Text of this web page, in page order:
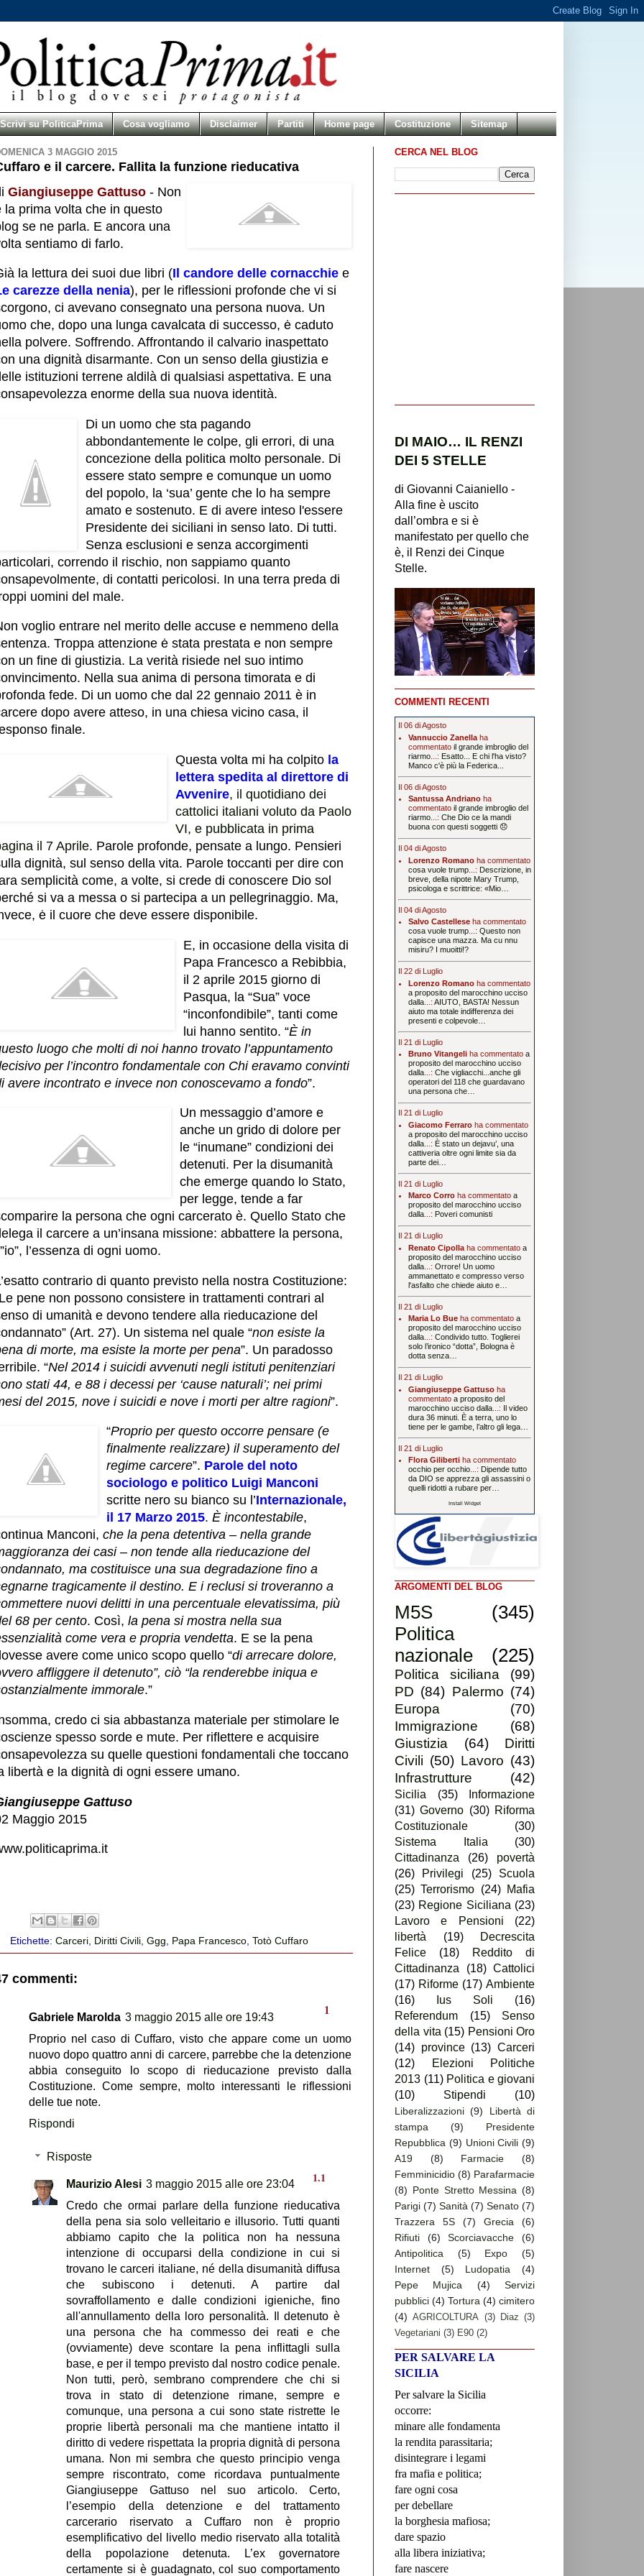
Scrivi su PoliticaPrima Cosa vogliamo Disclaimer Partiti Home page Costituzione Sitemap
3 MAGGIO 2015
e il carcere. Fallita la funzione rieducativa
Giangiuseppe Gattuso - Non
la prima volta che in questo
se ne parla. E ancora una
sentiamo di farlo.
la lettura dei suoi due libri (Il candore delle cornacchie e
carezze della nenia), per le riflessioni profonde che vi si
ci avevano consegnato una persona nuova. Un
che, dopo una lunga cavalcata di successo, ė caduto
polvere. Soffrendo. Affrontando il calvario inaspettato
una dignità disarmante. Con un senso della giustizia e
istituzioni terrene aldilà di qualsiasi aspettativa. E una
enorme della sua nuova identità.
Di un uomo che sta pagando
abbondantemente le colpe, gli errori, di una
concezione della politica molto personale. Di
essere stato sempre e comunque un uomo
del popolo, la ‘sua’ gente che lo ha sempre
amato e sostenuto. E di avere inteso l'essere
Presidente dei siciliani in senso lato. Di tutti.
Senza esclusioni e senza accorgimenti
correndo il rischio, non sappiamo quanto
di contatti pericolosi. In una terra preda di
uomini del male.
voglio entrare nel merito delle accuse e nemmeno della
Troppa attenzione ė stata prestata e non sempre
un fine di giustizia. La verità risiede nel suo intimo
Nella sua anima di persona timorata e di
fede. Di un uomo che dal 22 gennaio 2011 è in
dopo avere atteso, in una chiesa vicino casa, il
finale.
Questa volta mi ha colpito la
lettera spedita al direttore di
Avvenire, il quotidiano dei
cattolici italiani voluto da Paolo
VI, e pubblicata in prima
il 7 Aprile. Parole profonde, pensate a lungo. Pensieri
dignità, sul senso della vita. Parole toccanti per dire con
semplicità come, a volte, si crede di conoscere Dio sol
si va a messa o si partecipa a un pellegrinaggio. Ma,
ė il cuore che deve essere disponibile.
E, in occasione della visita di
Papa Francesco a Rebibbia,
il 2 aprile 2015 giorno di
Pasqua, la “Sua” voce
“inconfondibile”, tanti come
lui hanno sentito. “È in
luogo che molti di noi hanno trovato l’appuntamento
per l’incontro fondamentale con Chi eravamo convinti
avere incontrato e invece non conoscevamo a fondo”.
Un messaggio d’amore e
anche un grido di dolore per
le “inumane” condizioni dei
detenuti. Per la disumanità
che emerge quando lo Stato,
per legge, tende a far
la persona che ogni carcerato è. Quello Stato che
il carcere a un’insana missione: abbattere la persona,
l’essenza di ogni uomo.
contrario di quanto previsto nella nostra Costituzione:
pene non possono consistere in trattamenti contrari al
di umanità e devono tendere alla rieducazione del
(Art. 27). Un sistema nel quale “non esiste la
di morte, ma esiste la morte per pena”. Un paradosso
“Nel 2014 i suicidi avvenuti negli istituti penitenziari
stati 44, e 88 i decessi per ‘cause naturali’; nei primi
del 2015, nove i suicidi e nove i morti per altre ragioni”.
“Proprio per questo occorre pensare (e
finalmente realizzare) il superamento del
regime carcere”. Parole del noto
sociologo e politico Luigi Manconi
scritte nero su bianco su l’Internazionale,
il 17 Marzo 2015. È incontestabile,
Manconi, che la pena detentiva – nella grande
dei casi – non tende alla rieducazione del
ma costituisce una sua degradazione fino a
tragicamente il destino. E i reclusi si troveranno a
nuovi delitti in una percentuale elevatissima, più
68 per cento. Così, la pena si mostra nella sua
come vera e propria vendetta. E se la pena
avere come unico scopo quello “di arrecare dolore,
affliggere il detenuto”, ciò “la renderebbe iniqua e
immorale.”
credo ci sia abbastanza materiale per stimolare le
spesso sorde e mute. Per riflettere e acquisire
su quelle questioni fondamentali che toccano
libertà e la dignità di ogni essere umano.
Gattuso
Maggio 2015
Etichette:Carceri, Diritti Civili,Ggg, Papa Francesco,Totò Cuffaro
commenti:
Gabriele Marolda 3 maggio 2015 alle ore 19:43
Proprio nel caso di Cuffaro, visto che appare come un uomo
nuovo dopo quattro anni di carcere, parrebbe che la detenzione
abbia conseguito lo scopo di rieducazione previsto dalla
Costituzione. Come sempre, molto interessanti le riflessioni
delle tue note.
Rispondi
Risposte
Maurizio Alesi 3 maggio 2015 alle ore 23:04
Credo che ormai parlare della funzione rieducativa
della pena sia solo velleitario e illusorio. Tutti quanti
abbiamo capito che la politica non ha nessuna
intenzione di occuparsi della condizione in cui si
trovano le carceri italiane, né della disumanità diffusa
che subiscono i detenuti. A partire dal
sovraffollamento e dalle condizioni igieniche, fino
all'annullamento della loro personalità. Il detenuto è
una persona che ha commesso dei reati e che
(ovviamente) deve scontare la pena inflittagli sulla
base, e per il tempo previsto dal nostro codice penale.
Non tutti, però, sembrano comprendere che chi si
trova in stato di detenzione rimane, sempre e
comunque, una persona a cui sono state ristrette le
proprie libertà personali ma che mantiene intatto il
diritto di vedere rispettata la propria dignità di persona
umana. Non mi sembra che questo principio venga
sempre riscontrato, come ricordava puntualmente
Giangiuseppe Gattuso nel suo articolo. Certo,
l’esempio della detenzione e del trattamento
carcerario riservato a Cuffaro non è proprio
esemplificativo del livello medio riservato alla totalità
della popolazione detenuta. L’ex governatore
certamente si è guadagnato, col suo comportamento
CERCA NEL BLOG
DI MAIO… IL RENZI
DEI 5 STELLE
di Giovanni Caianiello -
Alla fine è uscito
dall’ombra e si è
manifestato per quello che
è, il Renzi dei Cinque
Stelle.
COMMENTI RECENTI
Il 06 di Agosto
Vannuccio Zanellaha
commentato il grande imbroglio del
riarmo...: Esatto... E chi l'ha visto?
Manco c'è più la Federica...
Il 06 di Agosto
Santussa Andrianoha
commentato il grande imbroglio del
riarmo...: Che Dio ce la mandi
buona con questi soggetti 😞
Il 04 di Agosto
Lorenzo Romanoha commentato
cosa vuole trump...: Descrizione, in
breve, della nipote Mary Trump,
psicologa e scrittrice: «Mio…
Il 04 di Agosto
Salvo Castelleseha commentato
cosa vuole trump...: Questo non
capisce una mazza. Ma cu nnu
misiru? I muoitti!?
Il 22 di Luglio
Lorenzo Romanoha commentato
a proposito del marocchino ucciso
dalla...: AIUTO, BASTA! Nessun
aiuto ma totale indifferenza dei
presenti e colpevole…
Il 21 di Luglio
Bruno Vitangeliha commentato a
proposito del marocchino ucciso
dalla...: Che vigliacchi...anche gli
operatori del 118 che guardavano
una persona che…
Il 21 di Luglio
Giacomo Ferraroha commentato
a proposito del marocchino ucciso
dalla...: È stato un dejavu’, una
cattiveria oltre ogni limite sia da
parte dei…
Il 21 di Luglio
Marco Corroha commentato a
proposito del marocchino ucciso
dalla...: Poveri comunisti
Il 21 di Luglio
Renato Cipollaha commentato a
proposito del marocchino ucciso
dalla...: Orrore! Un uomo
ammanettato e compresso verso
l'asfalto che chiede aiuto e…
Il 21 di Luglio
Maria Lo Bueha commentato a
proposito del marocchino ucciso
dalla...: Condivido tutto. Toglierei
solo l’ironico “dotta”, Bologna è
dotta senza…
Il 21 di Luglio
Giangiuseppe Gattusoha
commentato a proposito del
marocchino ucciso dalla...: Il video
dura 36 minuti. È a terra, uno lo
tiene per le gambe, l’altro gli lega…
Il 21 di Luglio
Flora Gilibertiha commentato
occhio per occhio...: Dipende tutto
da DIO se apprezza gli assassini o
quelli ridotti a rubare per…
Install Widget
ARGOMENTI DEL BLOG
M5S
(345)
Politica
nazionale
(225)
Politica siciliana
(99)
PD (84) Palermo (74)
Europa
(70)
Immigrazione
(68)
Giustizia
(64)
Diritti
Civili (50) Lavoro (43)
Infrastrutture
(42)
Sicilia (35)
Informazione
(31) Governo (30) Riforma
Costituzionale
(30)
Sistema Italia
(30)
Cittadinanza
(26)
povertà
(26)
Privilegi (25)
Scuola
(25) Terrorismo (24)
Mafia
(23) Regione Siciliana (23)
Lavoro e Pensioni
(22)
libertà
(19)
Decrescita
Felice
(18)
Reddito di
Cittadinanza
(18) Cattolici
(17) Riforme (17) Ambiente
(16)
Ius Soli
(16)
Referendum
(15)
Senso
della vita (15) Pensioni Oro
(14) province (13) Carceri
(12)
Elezioni Politiche
2013 (11) Politica e giovani
(10)
Stipendi (10)
Liberalizzazioni (9)
Libertà di
stampa
(9)
Presidente
Repubblica (9) Unioni Civili (9)
A19
(8) Farmacie
(8)
Femminicidio (8) Parafarmacie
(8) Ponte Stretto Messina (8)
Parigi (7) Sanità (7) Senato (7)
Trazzera 5S
(7) Grecia
(6)
Rifiuti
(6) Scorciavacche
(6)
Antipolitica
(5) Expo
(5)
Internet
(5) Ludopatia
(4)
Pepe Mujica
(4)
Servizi
pubblici (4) Tortura (4) cimitero
(4) AGRICOLTURA (3) Diaz (3)
Vegetariani (3) E90 (2)
PER SALVARE LA
SICILIA
Per salvare la Sicilia
occorre:
minare alle fondamenta
la rendita parassitaria;
disintegrare i legami
fra mafia e politica;
fare ogni cosa
per debellare
la borghesia mafiosa;
dare spazio
alla libera iniziativa;
fare nascere